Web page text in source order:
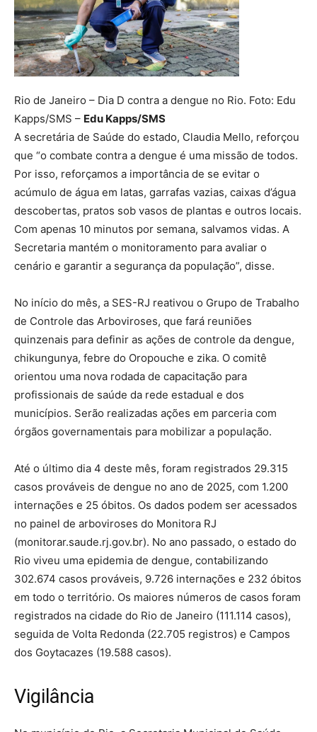
Rio de Janeiro – Dia D contra a dengue no Rio. Foto: Edu
Kapps/SMS – Edu Kapps/SMS
A secretária de Saúde do estado, Claudia Mello, reforçou
que “o combate contra a dengue é uma missão de todos.
Por isso, reforçamos a importância de se evitar o
acúmulo de água em latas, garrafas vazias, caixas d’água
descobertas, pratos sob vasos de plantas e outros locais.
Com apenas 10 minutos por semana, salvamos vidas. A
Secretaria mantém o monitoramento para avaliar o
cenário e garantir a segurança da população”, disse.
No início do mês, a SES-RJ reativou o Grupo de Trabalho
de Controle das Arboviroses, que fará reuniões
quinzenais para definir as ações de controle da dengue,
chikungunya, febre do Oropouche e zika. O comitê
orientou uma nova rodada de capacitação para
profissionais de saúde da rede estadual e dos
municípios. Serão realizadas ações em parceria com
órgãos governamentais para mobilizar a população.
Até o último dia 4 deste mês, foram registrados 29.315
casos prováveis de dengue no ano de 2025, com 1.200
internações e 25 óbitos. Os dados podem ser acessados
no painel de arboviroses do Monitora RJ
(monitorar.saude.rj.gov.br). No ano passado, o estado do
Rio viveu uma epidemia de dengue, contabilizando
302.674 casos prováveis, 9.726 internações e 232 óbitos
em todo o território. Os maiores números de casos foram
registrados na cidade do Rio de Janeiro (111.114 casos),
seguida de Volta Redonda (22.705 registros) e Campos
dos Goytacazes (19.588 casos).
Vigilância